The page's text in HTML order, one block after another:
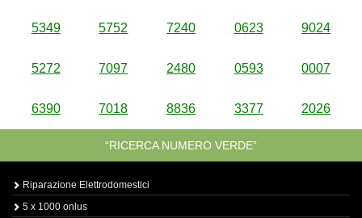
5349 5752 7240 0623 9024
5272 7097 2480 0593 0007
6390 7018 8836 3377 2026
“RICERCA NUMERO VERDE”
Riparazione Elettrodomestici
5 x 1000 onlus